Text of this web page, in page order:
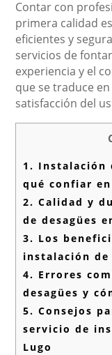
Contar con
primera calidad
eficientes y
servicios de
experiencia y el
que se traduce
satisfacción del
1. Instalación
qué confiar
2. Calidad y
de desagües
3. Los
instalación de
4. Errores
desagües y
5. Consejos
servicio de
Lugo